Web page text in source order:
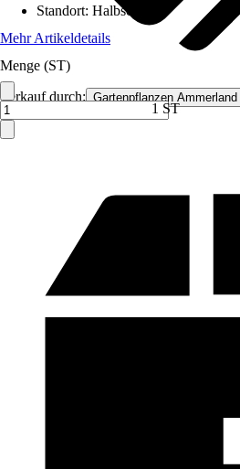
Verkauf durch: Gartenpflanzen Ammerland
Standort: Halbschatten
Mehr Artikeldetails
Menge (ST)
1 ST